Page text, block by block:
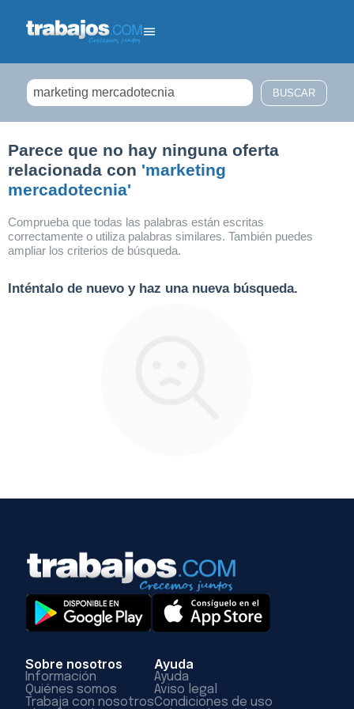
Parece que no hay ninguna oferta
relacionada con 'marketing
mercadotecnia'
Comprueba que todas las palabras están escritas
correctamente o utiliza palabras similares. También puedes
ampliar los criterios de búsqueda.
Inténtalo de nuevo y haz una nueva búsqueda.
Sobre nosotros
Información
Quiénes somos
Trabaja con nosotros
Ayuda
Ayuda
Aviso legal
Condiciones de uso